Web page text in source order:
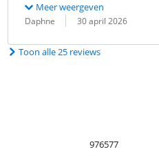
Meer weergeven
Beoordeling door:
Daphne
Datum: 30 april 2026
Toon alle 25 reviews
976577